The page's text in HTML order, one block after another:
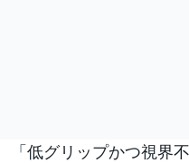
「低グリップかつ視界